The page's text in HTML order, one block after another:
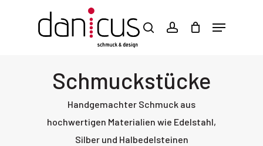
Schmuckstücke
Handgemachter Schmuck aus
hochwertigen Materialien wie Edelstahl,
Silber und Halbedelsteinen